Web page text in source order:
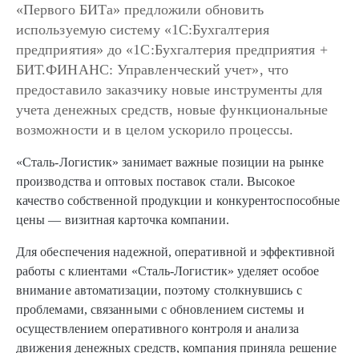
«Первого БИТа» предложили обновить
используемую систему «1С:Бухгалтерия
предприятия» до «1С:Бухгалтерия предприятия +
БИТ.ФИНАНС: Управленческий учет», что
предоставило заказчику новые инструменты для
учета денежных средств, новые функциональные
возможности и в целом ускорило процессы.
«Сталь-Логистик» занимает важные позиции на рынке
производства и оптовых поставок стали. Высокое
качество собственной продукции и конкурентоспособные
цены — визитная карточка компании.
Для обеспечения надежной, оперативной и эффективной
работы с клиентами «Сталь-Логистик» уделяет особое
внимание автоматизации, поэтому столкнувшись с
проблемами, связанными с обновлением системы и
осуществлением оперативного контроля и анализа
движения денежных средств, компания приняла решение